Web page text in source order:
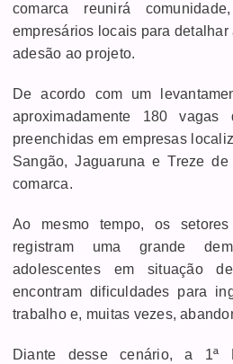
comarca reunirá
empresários locais para
adesão ao projeto.
De acordo com um
aproximadamente 180 vagas
preenchidas em empresas
Sangão, Jaguaruna e Treze
comarca.
Ao mesmo tempo, os
registram uma grande
adolescentes em situação
encontram dificuldades para
trabalho e, muitas vezes,
Diante desse cenário, a 1ª